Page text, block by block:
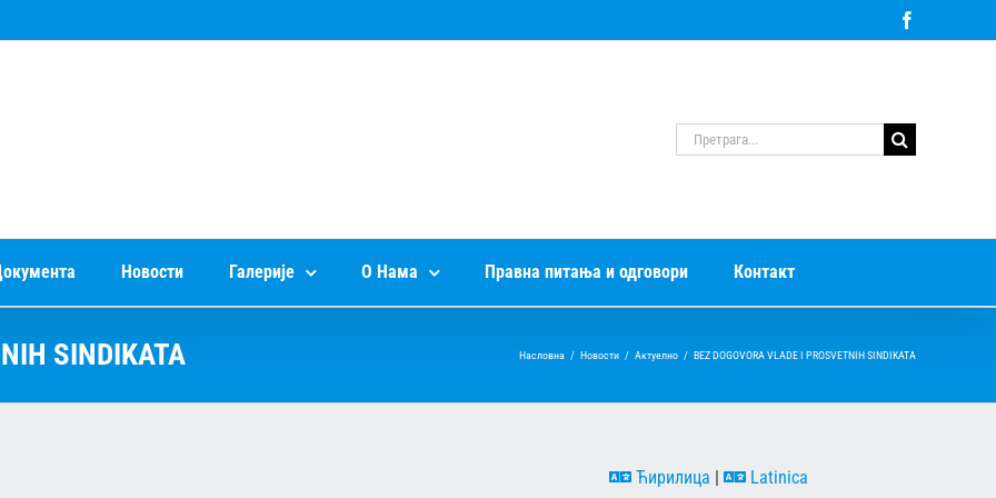
Претрага
за:
Новости Галерије О Нама Правна питања и одговори Контакт
SINDIKATA Насловна / Новости / Актуелно / BEZ DOGOVORA VLADE I PROSVETNIH SINDIKATA
Ћирилица Latinica